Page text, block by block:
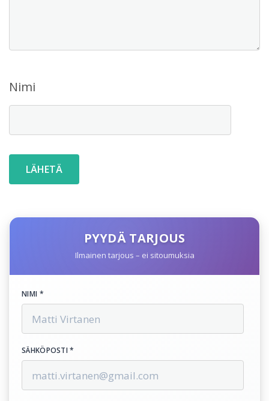
Nimi
PYYDÄ TARJOUS
Ilmainen tarjous – ei sitoumuksia
NIMI *
SÄHKÖPOSTI *